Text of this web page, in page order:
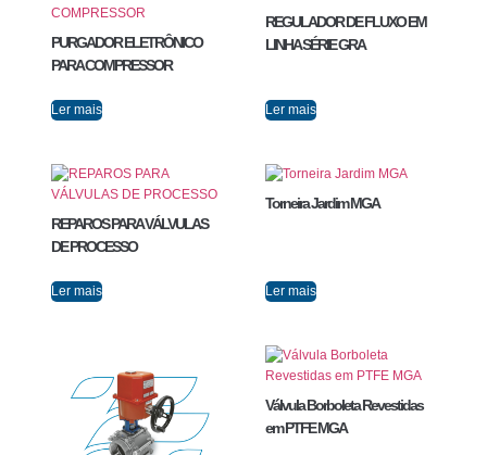
PURGADOR ELETRÔNICO
PARA COMPRESSOR
Ler mais
REGULADOR DE FLUXO EM
LINHA SÉRIE GRA
Ler mais
REPAROS PARA VÁLVULAS
DE PROCESSO
Ler mais
Torneira Jardim MGA
Ler mais
Válvula Borboleta Revestidas
em PTFE MGA